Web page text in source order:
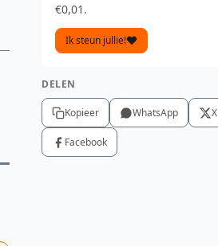
€0,01.
Ik steun jullie!
DELEN
Kopieer WhatsApp X
Facebook